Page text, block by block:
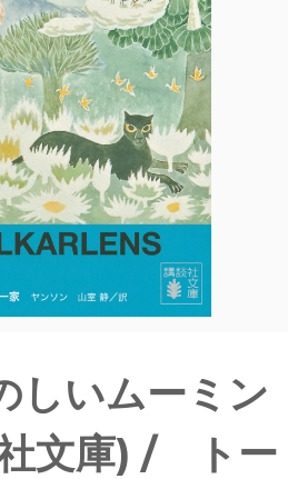
しいムーミン
文庫) / トー